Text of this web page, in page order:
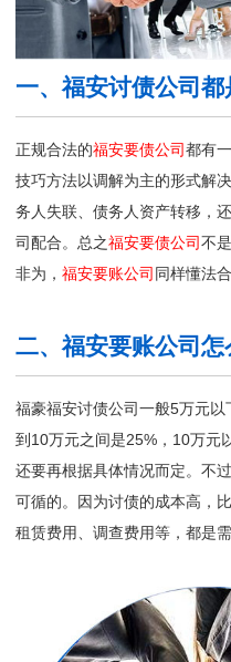
一、福安讨债公司都
正规合法的福安要债公司都有
技巧方法以调解为主的形式解
务人失联、债务人资产转移，
司配合。总之福安要债公司不
非为， 福安要账公司 同样懂法
二、福安要账公司怎
福豪福安讨债公司一般5万元
到10万元之间是25%，10万元
还要再根据具体情况而定。不过
可循的。因为讨债的成本高，
租赁费用、调查费用等，都是